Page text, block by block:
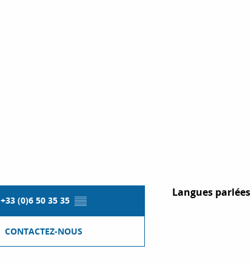
+33 (0)6 50 35 35 ▒▒
CONTACTEZ-NOUS
Langues parlées
Langues parlées